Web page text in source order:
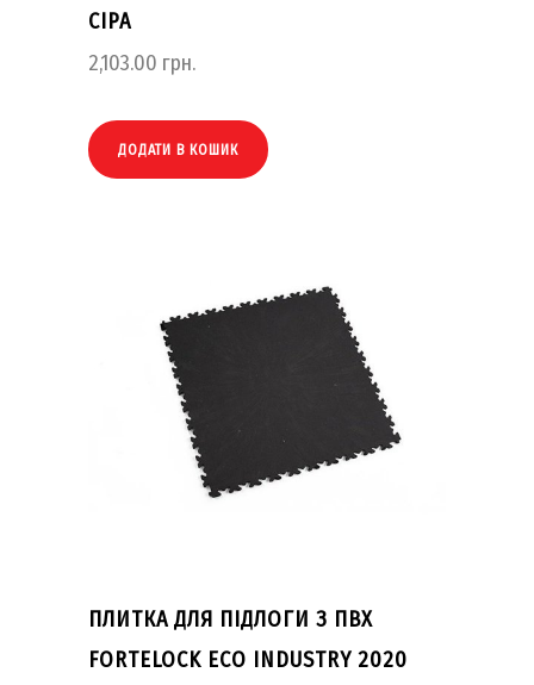
СІРА
2,103.00 грн.
ДОДАТИ В КОШИК
ПЛИТКА ДЛЯ ПІДЛОГИ З ПВХ
FORTELOCK ECO INDUSTRY 2020